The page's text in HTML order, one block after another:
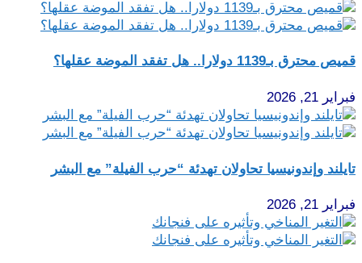
قميص محترق بـ1139 دولارا.. هل تفقد الموضة عقلها؟
فبراير 21, 2026
تايلند وإندونيسيا تحاولان تهدئة “حرب الفيلة” مع البشر
فبراير 21, 2026